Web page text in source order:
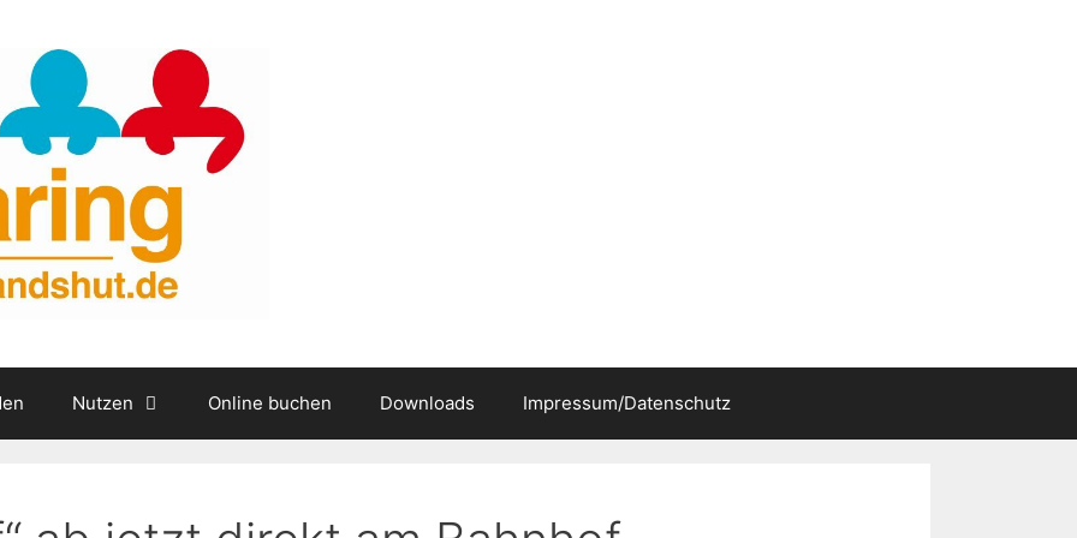
Nutzen Online buchen Downloads Impressum/Datenschutz